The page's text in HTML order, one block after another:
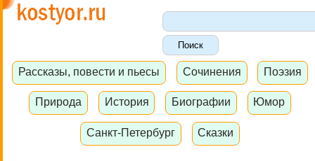
Рассказы, повести и пьесы Сочинения Поэзия
Природа История Биографии Юмор
Санкт-Петербург Сказки